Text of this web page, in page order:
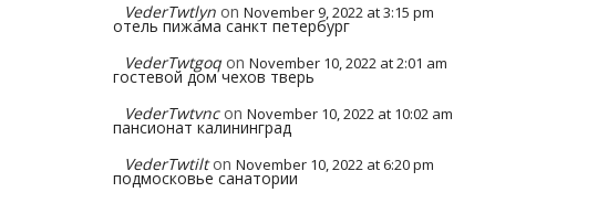
VederTwtlyn on November 9, 2022 at 3:15 pm
отель пижама санкт петербург
VederTwtgoq on November 10, 2022 at 2:01 am
гостевой дом чехов тверь
VederTwtvnc on November 10, 2022 at 10:02 am
пансионат калининград
VederTwtilt on November 10, 2022 at 6:20 pm
подмосковье санатории